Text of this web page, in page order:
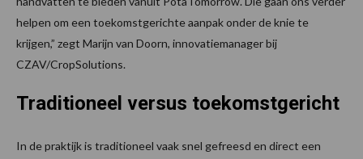
helpen om een toekomstgerichte aanpak onder de knie te
krijgen,” zegt Marijn van Doorn, innovatiemanager bij
CZAV/CropSolutions.
Traditioneel versus toekomstgericht
In de praktijk is traditioneel vaak snel gefreesd en direct een